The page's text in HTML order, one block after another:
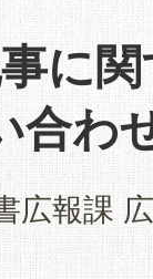
に
合わ
広報課